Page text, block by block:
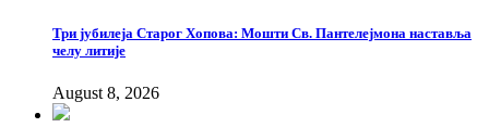
Три јубилеја Старог Хопова: Мошти Св. Пантелејмона наставља
челу литије
August 8, 2026